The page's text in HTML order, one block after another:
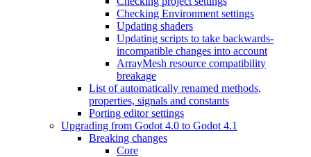
Checking Environment settings
Updating shaders
Updating scripts to take backwards-
incompatible changes into account
ArrayMesh resource compatibility
breakage
List of automatically renamed methods,
properties, signals and constants
Porting editor settings
Upgrading from Godot 4.0 to Godot 4.1
Breaking changes
Core